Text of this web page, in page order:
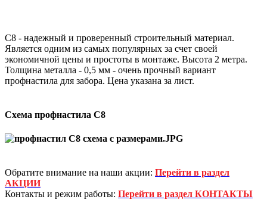
С8 - надежный и проверенный строительный материал.
Является одним из самых популярных за счет своей
экономичной цены и простоты в монтаже. Высота 2 метра.
Толщина металла - 0,5 мм - очень прочный вариант
профнастила для забора. Цена указана за лист.
Схема профнастила С8
Обратите внимание на наши акции: Перейти в раздел
АКЦИИ
Контакты и режим работы: Перейти в раздел КОНТАКТЫ